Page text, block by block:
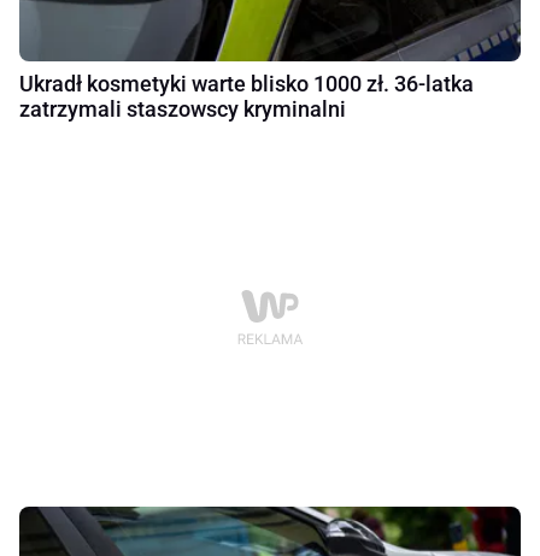
Ukradł kosmetyki warte blisko 1000 zł. 36-latka
zatrzymali staszowscy kryminalni